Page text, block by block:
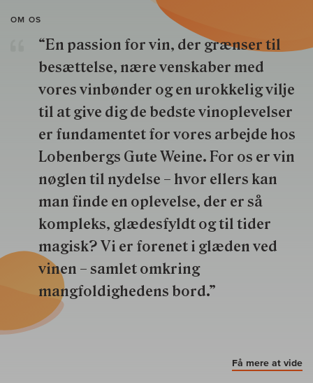
OM OS
“En passion for vin, der grænser til
besættelse, nære venskaber med
vores vinbønder og en urokkelig vilje
til at give dig de bedste vinoplevelser
er fundamentet for vores arbejde hos
Lobenbergs Gute Weine. For os er vin
nøglen til nydelse – hvor ellers kan
man finde en oplevelse, der er så
kompleks, glædesfyldt og til tider
magisk? Vi er forenet i glæden ved
vinen – samlet omkring
mangfoldighedens bord.”
Få mere at vide